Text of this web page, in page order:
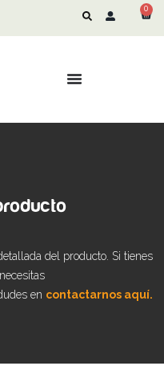
0
del producto. Si tienes
en contactarnos aquí.